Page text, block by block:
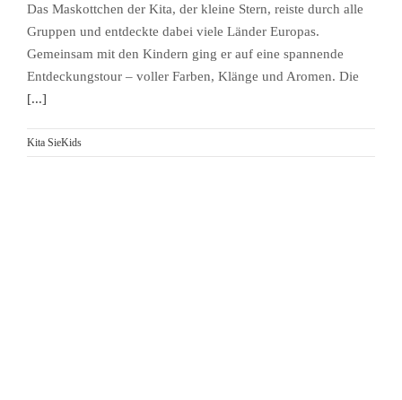
Das Maskottchen der Kita, der kleine Stern, reiste durch alle
Gruppen und entdeckte dabei viele Länder Europas.
Gemeinsam mit den Kindern ging er auf eine spannende
Entdeckungstour – voller Farben, Klänge und Aromen. Die
[...]
Kita SieKids